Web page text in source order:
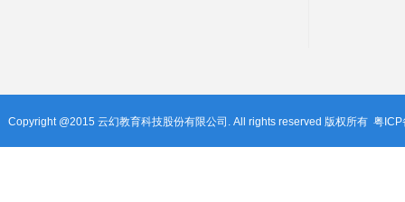
Copyright @2015 云幻教育科技股份有限公司. All rights reserved 版权所有 粤